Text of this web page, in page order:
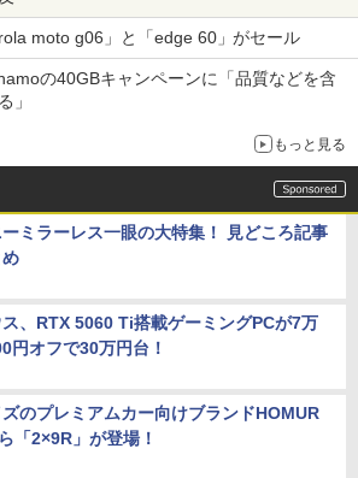
moto g06」と「edge 60」がセール
の40GBキャンペーンに「品質などを含
」
もっと見る
ーミラーレス一眼の大特集！ 見どころ記事
め
ス、RTX 5060 Ti搭載ゲーミングPCが7万
円オフで30万円台！
ズのプレミアムカー向けブランドHOMUR
「2×9R」が登場！